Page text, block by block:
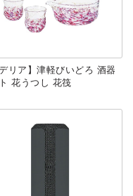
デリア】津軽びいどろ 酒器
花うつし 花筏